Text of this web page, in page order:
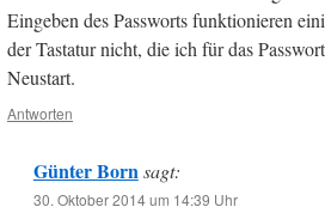
Eingeben des Passworts funktionieren
der Tastatur nicht, die ich für das
Neustart.
Antworten
Günter Born sagt:
30. Oktober 2014 um 14:39 Uhr